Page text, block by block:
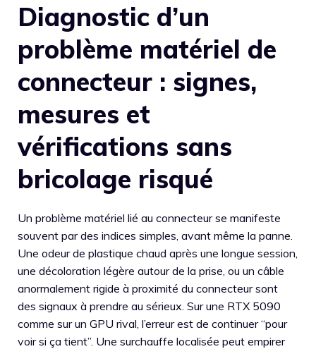
Diagnostic d’un
problème matériel de
connecteur : signes,
mesures et
vérifications sans
bricolage risqué
Un problème matériel lié au connecteur se manifeste
souvent par des indices simples, avant même la panne.
Une odeur de plastique chaud après une longue session,
une décoloration légère autour de la prise, ou un câble
anormalement rigide à proximité du connecteur sont
des signaux à prendre au sérieux. Sur une RTX 5090
comme sur un GPU rival, l’erreur est de continuer “pour
voir si ça tient”. Une surchauffe localisée peut empirer